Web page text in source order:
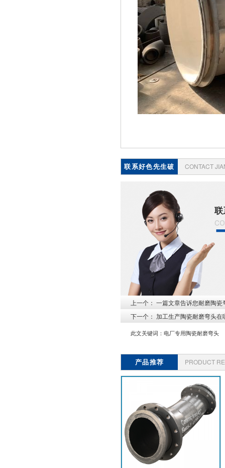
联系好色先生破
CONTACT
上一个： 一篇文章告诉您耐磨陶
下一个： 加工生产陶瓷耐磨弯头在
此文关键词： 电厂专用陶瓷耐磨弯头
产品推荐 PRODUCT